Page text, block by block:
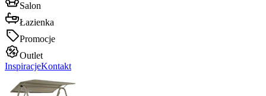
Salon
Łazienka
Promocje
Outlet
InspiracjeKontakt